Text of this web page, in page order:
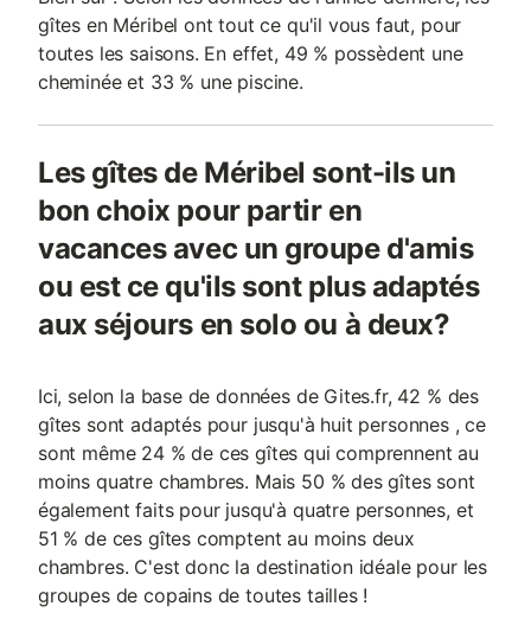
gîtes en Méribel ont tout ce qu'il vous faut, pour
toutes les saisons. En effet, 49 % possèdent une
cheminée et 33 % une piscine.
Les gîtes de Méribel sont-ils un
bon choix pour partir en
vacances avec un groupe d'amis
ou est ce qu'ils sont plus adaptés
aux séjours en solo ou à deux?
Ici, selon la base de données de Gites.fr, 42 % des
gîtes sont adaptés pour jusqu'à huit personnes , ce
sont même 24 % de ces gîtes qui comprennent au
moins quatre chambres. Mais 50 % des gîtes sont
également faits pour jusqu'à quatre personnes, et
51 % de ces gîtes comptent au moins deux
chambres. C'est donc la destination idéale pour les
groupes de copains de toutes tailles !